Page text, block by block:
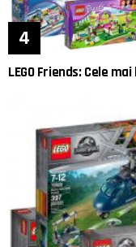
LEGO Friends: Cele